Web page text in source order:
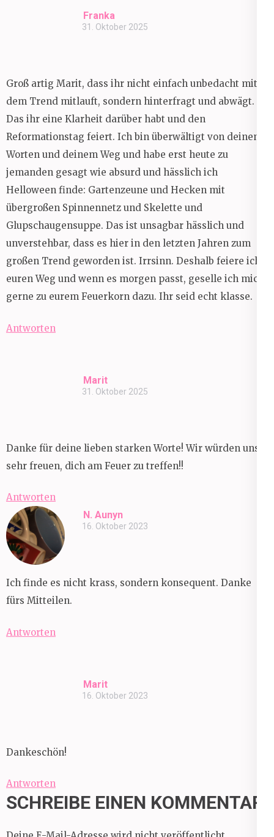
Franka
31. Oktober 2025
Groß artig Marit, dass ihr nicht einfach unbedacht mit
dem Trend mitlauft, sondern hinterfragt und abwägt.
Das ihr eine Klarheit darüber habt und den
Reformationstag feiert. Ich bin überwältigt von deinen
Worten und deinem Weg und habe erst heute zu
jemanden gesagt wie absurd und hässlich ich
Helloween finde: Gartenzeune und Hecken mit
übergroßen Spinnennetz und Skelette und
Glupschaugensuppe. Das ist unsagbar hässlich und
unverstehbar, dass es hier in den letzten Jahren zum
großen Trend geworden ist. Irrsinn. Deshalb feiere ich
euren Weg und wenn es morgen passt, geselle ich mich
gerne zu eurem Feuerkorn dazu. Ihr seid echt klasse.
Antworten
Marit
31. Oktober 2025
Danke für deine lieben starken Worte! Wir würden uns
sehr freuen, dich am Feuer zu treffen!!
Antworten
N. Aunyn
16. Oktober 2023
Ich finde es nicht krass, sondern konsequent. Danke
fürs Mitteilen.
Antworten
Marit
16. Oktober 2023
Dankeschön!
Antworten
SCHREIBE EINEN KOMMENTAR